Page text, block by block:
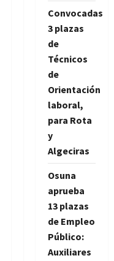
Convocadas
3 plazas
de
Técnicos
de
Orientación
laboral,
para Rota
y
Algeciras
Osuna
aprueba
13 plazas
de Empleo
Público:
Auxiliares